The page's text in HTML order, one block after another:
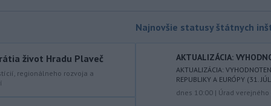
ktorý sa stal v Nitre. Verí, že polícia
ponesú následky.
Teploty na Slovensku v
piatok klesnú. Výstrahy prvého
život Hradu Plaveč
regionálneho rozvoja a
Najnovšie statusy štátnych
AKTUALIZÁCIA:
AKTUALIZÁCIA:
REPUBLIKY A EURÓPY (31.
dnes 10:00 | Úrad